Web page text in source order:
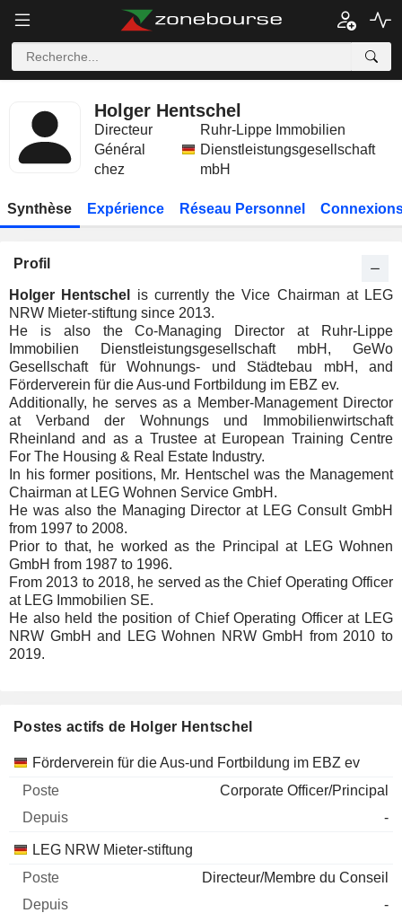
Holger Hentschel
Directeur
Général
chez
Ruhr-Lippe Immobilien
Dienstleistungsgesellschaft
mbH
Synthèse Expérience Réseau Personnel
Profil
Holger Hentschel
is currently the Vice Chairman at LEG
NRW Mieter-stiftung since 2013.
He is also the Co-Managing Director at Ruhr-Lippe
Immobilien Dienstleistungsgesellschaft mbH, GeWo
Gesellschaft für Wohnungs- und Städtebau mbH, and
Förderverein für die Aus-und Fortbildung im EBZ ev.
Additionally, he serves as a Member-Management Director
at Verband der Wohnungs und Immobilienwirtschaft
Rheinland and as a Trustee at European Training Centre
For The Housing & Real Estate Industry.
In his former positions, Mr. Hentschel was the Management
Chairman at LEG Wohnen Service GmbH.
He was also the Managing Director at LEG Consult GmbH
from 1997 to 2008.
Prior to that, he worked as the Principal at LEG Wohnen
GmbH from 1987 to 1996.
From 2013 to 2018, he served as the Chief Operating Officer
at LEG Immobilien SE.
He also held the position of Chief Operating Officer at LEG
NRW GmbH and LEG Wohnen NRW GmbH from 2010 to
2019.
Postes actifs de Holger Hentschel
Sociétés Poste Début
Förderverein für die Aus-und Fortbildung im EBZ ev
Corporate Officer/Principal
-
LEG NRW Mieter-stiftung
Directeur/Membre du Conseil
-